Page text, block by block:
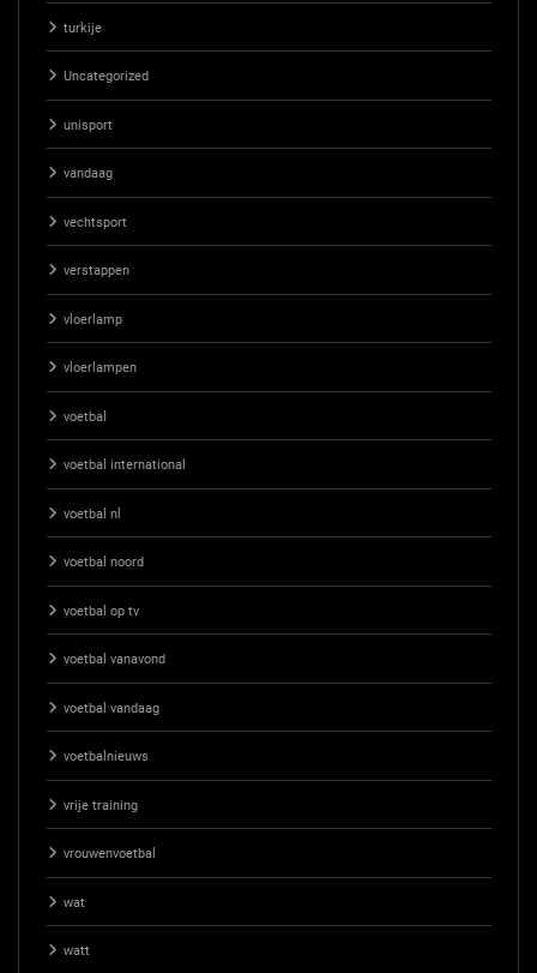
turkije
Uncategorized
unisport
vandaag
vechtsport
verstappen
vloerlamp
vloerlampen
voetbal
voetbal international
voetbal nl
voetbal noord
voetbal op tv
voetbal vanavond
voetbal vandaag
voetbalnieuws
vrije training
vrouwenvoetbal
wat
watt